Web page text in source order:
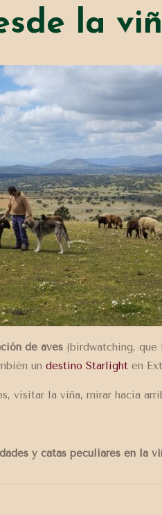
la
de aves(birdwatching, que
un destino Starlighten
visitar la viña, mirar hacia
y catas peculiares en la